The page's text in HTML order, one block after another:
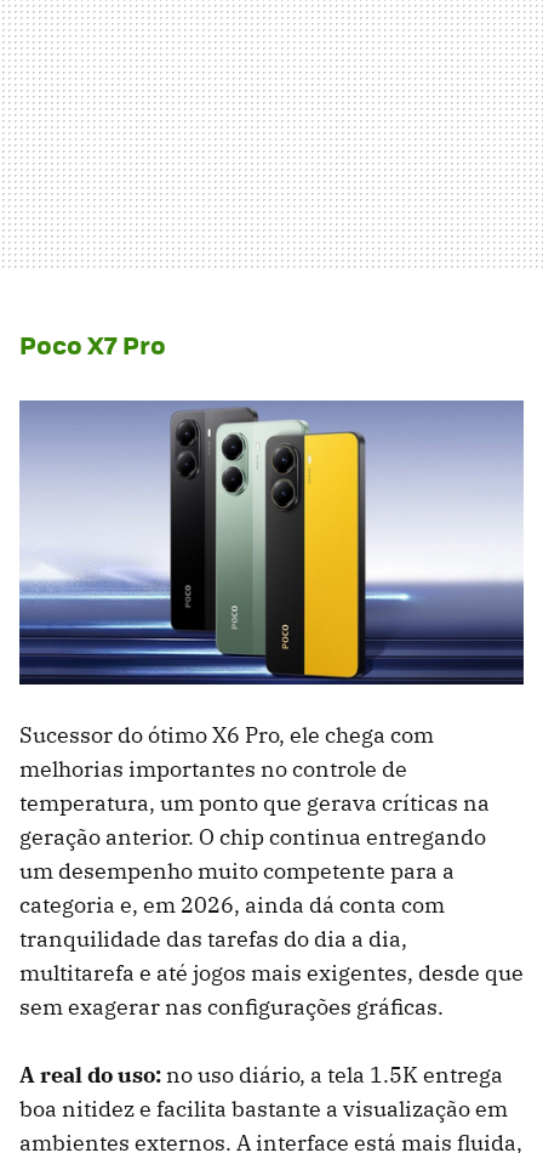
Poco X7 Pro
Sucessor do ótimo X6 Pro, ele chega com
melhorias importantes no controle de
temperatura, um ponto que gerava críticas na
geração anterior. O chip continua entregando
um desempenho muito competente para a
categoria e, em 2026, ainda dá conta com
tranquilidade das tarefas do dia a dia,
multitarefa e até jogos mais exigentes, desde que
sem exagerar nas configurações gráficas.
A real do uso: no uso diário, a tela 1.5K entrega
boa nitidez e facilita bastante a visualização em
ambientes externos. A interface está mais fluida,